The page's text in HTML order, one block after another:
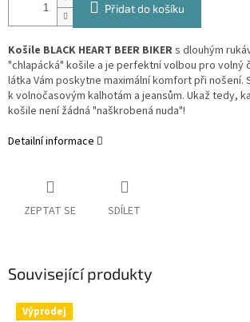
Přidat do košíku
Košile BLACK HEART BEER BIKERs dlouhým
"chlapácká" košile a je perfektní volbou pro volný
látka Vám poskytne maximální komfort při nošení.
k volnočasovým kalhotám a jeansům. Ukaž tedy,
košile není žádná "naškrobená nuda"!
Detailní informace
ZEPTAT SE SDÍLET
Související produkty
Výprodej